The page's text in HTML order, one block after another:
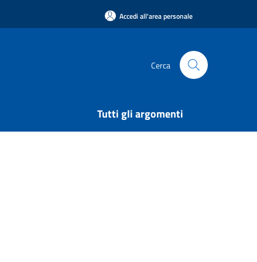
Accedi all'area personale
Cerca
Tutti gli argomenti